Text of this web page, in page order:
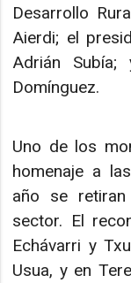
Desarrollo
Aierdi; el
Adrián
Domínguez.
Uno de los
homenaje a
año se
sector. El
Echávarri y
Usua, y en